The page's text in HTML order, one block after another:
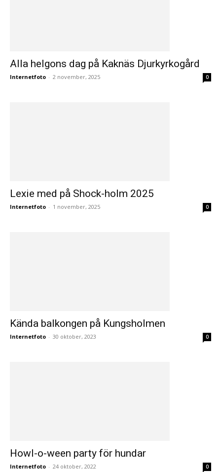
Alla helgons dag på Kaknäs Djurkyrkogård
Internetfoto - 2 november, 2025 0
Lexie med på Shock-holm 2025
Internetfoto - 1 november, 2025 0
Kända balkongen på Kungsholmen
Internetfoto - 30 oktober, 2023 0
Howl-o-ween party för hundar
Internetfoto - 24 oktober, 2022 0